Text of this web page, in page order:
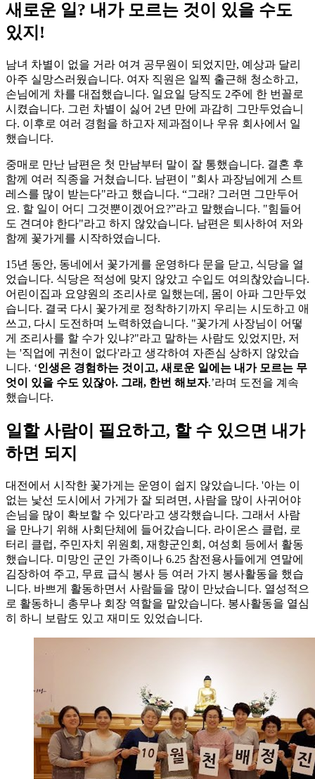
새로운 일? 내가 모르는 것이 있을 수도
있지!
남녀 차별이 없을 거라 여겨 공무원이 되었지만, 예상과 달리
아주 실망스러웠습니다. 여자 직원은 일찍 출근해 청소하고,
손님에게 차를 대접했습니다. 일요일 당직도 2주에 한 번꼴로
시켰습니다. 그런 차별이 싫어 2년 만에 과감히 그만두었습니
다. 이후로 여러 경험을 하고자 제과점이나 우유 회사에서 일
했습니다.
중매로 만난 남편은 첫 만남부터 말이 잘 통했습니다. 결혼 후
함께 여러 직종을 거쳤습니다. 남편이 "회사 과장님에게 스트
레스를 많이 받는다"라고 했습니다. “그래? 그러면 그만두어
요. 할 일이 어디 그것뿐이겠어요?”라고 말했습니다. "힘들어
도 견뎌야 한다"라고 하지 않았습니다. 남편은 퇴사하여 저와
함께 꽃가게를 시작하였습니다.
15년 동안, 동네에서 꽃가게를 운영하다 문을 닫고, 식당을 열
었습니다. 식당은 적성에 맞지 않았고 수입도 여의찮았습니다.
어린이집과 요양원의 조리사로 일했는데, 몸이 아파 그만두었
습니다. 결국 다시 꽃가게로 정착하기까지 우리는 시도하고 애
쓰고, 다시 도전하며 노력하였습니다. "꽃가게 사장님이 어떻
게 조리사를 할 수가 있냐?"라고 말하는 사람도 있었지만, 저
는 '직업에 귀천이 없다'라고 생각하여 자존심 상하지 않았습
니다. ‘인생은 경험하는 것이고, 새로운 일에는 내가 모르는 무
엇이 있을 수도 있잖아. 그래, 한번 해보자.’라며 도전을 계속
했습니다.
일할 사람이 필요하고, 할 수 있으면 내가
하면 되지
대전에서 시작한 꽃가게는 운영이 쉽지 않았습니다. '아는 이
없는 낯선 도시에서 가게가 잘 되려면, 사람을 많이 사귀어야
손님을 많이 확보할 수 있다'라고 생각했습니다. 그래서 사람
을 만나기 위해 사회단체에 들어갔습니다. 라이온스 클럽, 로
터리 클럽, 주민자치 위원회, 재향군인회, 여성회 등에서 활동
했습니다. 미망인 군인 가족이나 6.25 참전용사들에게 연말에
김장하여 주고, 무료 급식 봉사 등 여러 가지 봉사활동을 했습
니다. 바쁘게 활동하면서 사람들을 많이 만났습니다. 열성적으
로 활동하니 총무나 회장 역할을 맡았습니다. 봉사활동을 열심
히 하니 보람도 있고 재미도 있었습니다.